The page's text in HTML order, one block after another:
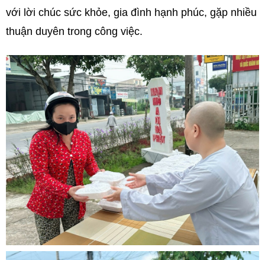
với lời chúc sức khỏe, gia đình hạnh phúc, gặp nhiều
thuận duyên trong công việc.